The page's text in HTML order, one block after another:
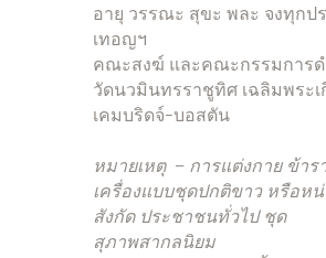
อายุ วรรณะ สุขะ พละ จงทุกป
เทอญฯ
คณะสงฆ์ และคณะกรรมการด
วัดนวมินทรราชูทิศ เฉลิมพระเ
เคมบริดจ์-บอสตัน
หมายเหตุ – การแต่งกาย ข้าร
เครื่องแบบชุดปกติขาว หรือห
สังกัด ประชาชนทั่วไป ชุด
สุภาพสากลนิยม